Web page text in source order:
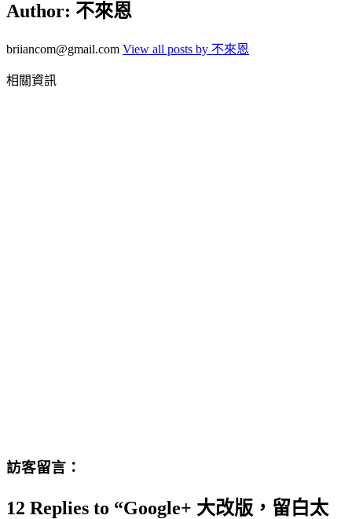
Author: 不來恩
briiancom@gmail.com View all posts by 不來恩
相關資訊
訪客留言：
12 Replies to “Google+ 大改版，留白太